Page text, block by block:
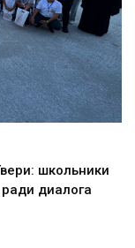
школьники
диалога